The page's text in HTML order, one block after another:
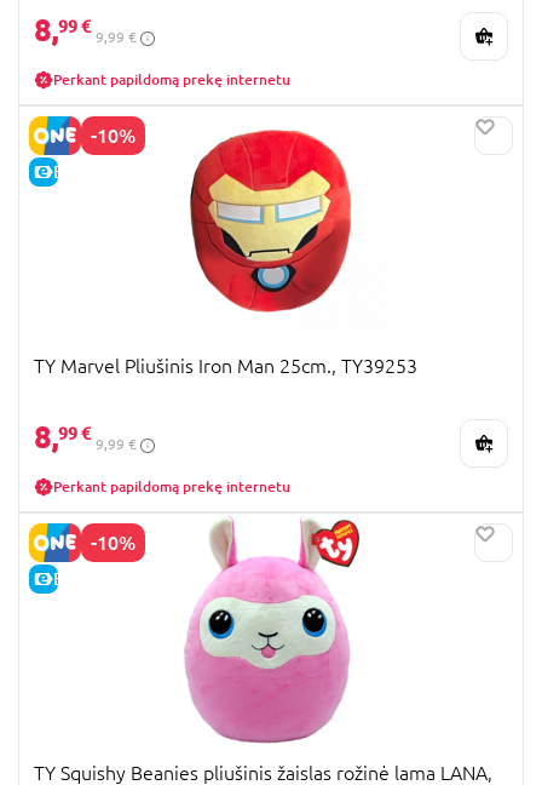
8,99 €
9,99 €
Perkant papildomą prekę internetu
-10%
E-KAINA
TY Marvel Pliušinis Iron Man 25cm., TY39253
8,99 €
9,99 €
Perkant papildomą prekę internetu
-10%
E-KAINA
TY Squishy Beanies pliušinis žaislas rožinė lama LANA,